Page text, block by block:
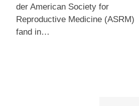
der American Society for
Reproductive Medicine (ASRM)
fand in…